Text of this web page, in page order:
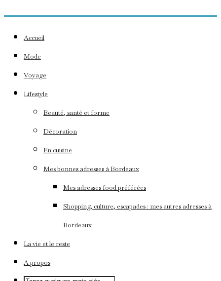
Accueil
Mode
Voyage
Lifestyle
Beauté, santé et forme
Décoration
En cuisine
Mes bonnes adresses à Bordeaux
Mes adresses food préférées
Shopping, culture, escapades : mes autres adresses à
Bordeaux
La vie et le reste
A propos